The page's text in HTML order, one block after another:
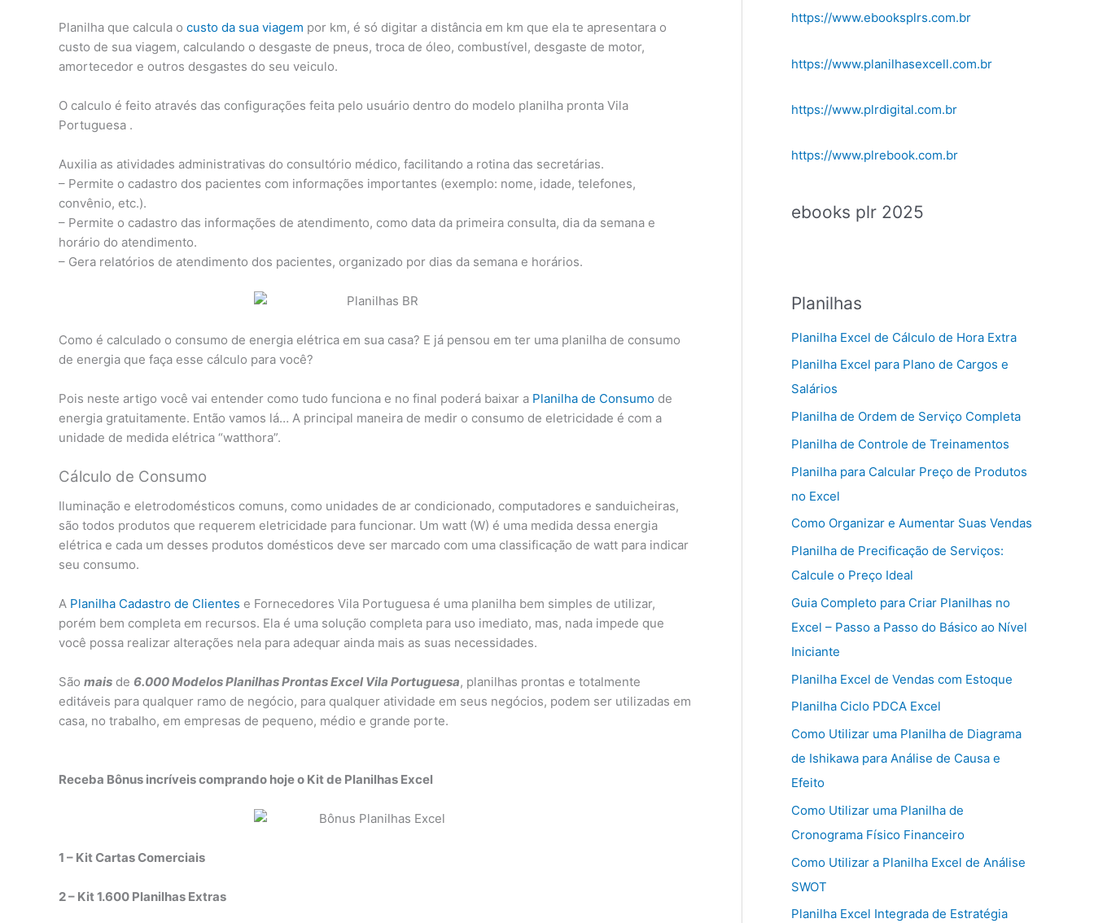
Planilha que calcula o custo da sua viagem por km, é só digitar a distância em km que ela te apresentara o
custo de sua viagem, calculando o desgaste de pneus, troca de óleo, combustível, desgaste de motor,
amortecedor e outros desgastes do seu veiculo.
O calculo é feito através das configurações feita pelo usuário dentro do modelo planilha pronta Vila
Portuguesa .
Auxilia as atividades administrativas do consultório médico, facilitando a rotina das secretárias.
– Permite o cadastro dos pacientes com informações importantes (exemplo: nome, idade, telefones,
convênio, etc.).
– Permite o cadastro das informações de atendimento, como data da primeira consulta, dia da semana e
horário do atendimento.
– Gera relatórios de atendimento dos pacientes, organizado por dias da semana e horários.
Como é calculado o consumo de energia elétrica em sua casa? E já pensou em ter uma planilha de consumo
de energia que faça esse cálculo para você?
Pois neste artigo você vai entender como tudo funciona e no final poderá baixar a Planilha de Consumo de
energia gratuitamente. Então vamos lá… A principal maneira de medir o consumo de eletricidade é com a
unidade de medida elétrica “watthora”.
Cálculo de Consumo
Iluminação e eletrodomésticos comuns, como unidades de ar condicionado, computadores e sanduicheiras,
são todos produtos que requerem eletricidade para funcionar. Um watt (W) é uma medida dessa energia
elétrica e cada um desses produtos domésticos deve ser marcado com uma classificação de watt para indicar
seu consumo.
A Planilha Cadastro de Clientes e Fornecedores Vila Portuguesa é uma planilha bem simples de utilizar,
porém bem completa em recursos. Ela é uma solução completa para uso imediato, mas, nada impede que
você possa realizar alterações nela para adequar ainda mais as suas necessidades.
São mais de 6.000 Modelos Planilhas Prontas Excel Vila Portuguesa, planilhas prontas e totalmente
editáveis para qualquer ramo de negócio, para qualquer atividade em seus negócios, podem ser utilizadas em
casa, no trabalho, em empresas de pequeno, médio e grande porte.
Receba Bônus incríveis comprando hoje o Kit de Planilhas Excel
1 – Kit Cartas Comerciais
2 – Kit 1.600 Planilhas Extras
https://www.ebooksplrs.com.br
https://www.planilhasexcell.com.br
https://www.plrdigital.com.br
https://www.plrebook.com.br
ebooks plr 2025
Planilhas
Planilha Excel de Cálculo de Hora Extra
Planilha Excel para Plano de Cargos e
Salários
Planilha de Ordem de Serviço Completa
Planilha de Controle de Treinamentos
Planilha para Calcular Preço de Produtos
no Excel
Como Organizar e Aumentar Suas Vendas
Planilha de Precificação de Serviços:
Calcule o Preço Ideal
Guia Completo para Criar Planilhas no
Excel – Passo a Passo do Básico ao Nível
Iniciante
Planilha Excel de Vendas com Estoque
Planilha Ciclo PDCA Excel
Como Utilizar uma Planilha de Diagrama
de Ishikawa para Análise de Causa e
Efeito
Como Utilizar uma Planilha de
Cronograma Físico Financeiro
Como Utilizar a Planilha Excel de Análise
SWOT
Planilha Excel Integrada de Estratégia